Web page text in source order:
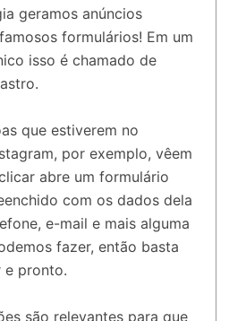
geramos anúncios
formulários! Em um
isso é chamado de
que estiverem no
por exemplo, vêem
abre um formulário
com os dados dela
e-mail e mais alguma
fazer, então basta
e pronto.
são relevantes para que